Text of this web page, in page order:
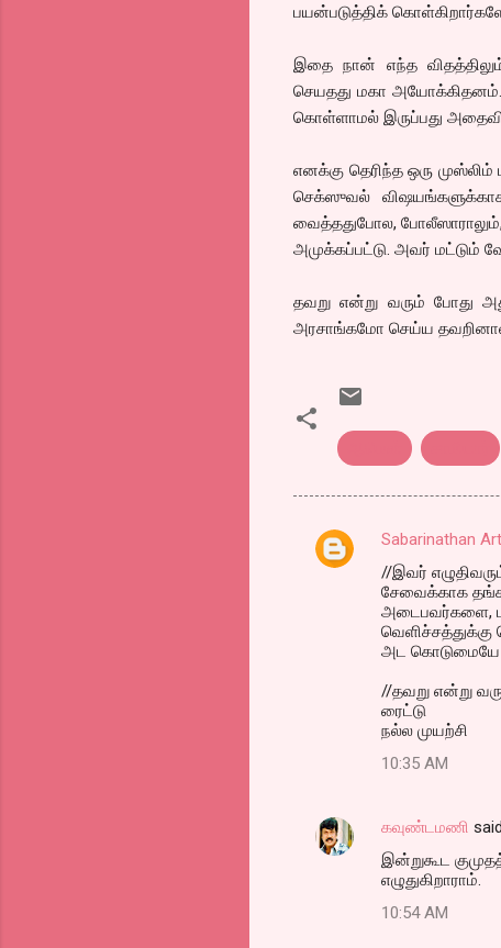
பயன்படுத்திக்
இதை நான் எந்த
செயதது மகா
கொள்ளாமல் இருப்பது
எனக்கு தெரிந்த ஒரு
செக்ஸுவல்
வைத்ததுபோல, போலீஸாராலும்,
அமுக்கப்பட்டு. அவர் மட்டும்
தவறு என்று வரும் போது
அரசாங்கமோ செய்ய
C
Sabarinathan
//இவர்
சேவைக்காக
அடைபவர்களை,
அட கொடுமையே
//தவறு என்று
ரைட்டு
நல்ல முயற்சி
10:35 AM
கவுண்டமணி
இன்றுகூட
எழுதுகிறாராம்.
10:54 AM